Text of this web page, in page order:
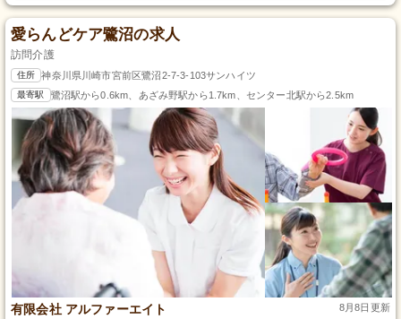
愛らんどケア鷺沼の求人
訪問介護
住所 神奈川県川崎市宮前区鷺沼2-7-3-103サンハイツ
最寄駅 鷺沼駅から0.6km、あざみ野駅から1.7km、センター北駅から2.5km
有限会社 アルファーエイト 8月8日更新